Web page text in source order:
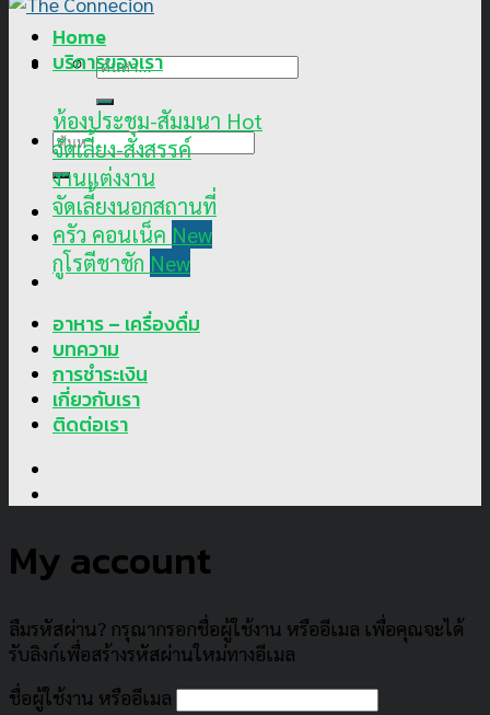
ค้นหา:
ค้นหา:
Home
บริการของเรา
ห้องประชุม-สัมมนา
จัดเลี้ยง-สังสรรค์
งานแต่งงาน
จัดเลี้ยงนอกสถานที่
ครัว คอนเน็ค
กูโรตีชาชัก
อาหาร – เครื่องดื่ม
บทความ
การชำระเงิน
เกี่ยวกับเรา
ติดต่อเรา
My account
ลืมรหัสผ่าน? กรุณากรอกชื่อผู้ใช้งาน หรืออีเมล เพื่อคุณจะได้
รับลิงก์เพื่อสร้างรหัสผ่านใหม่ทางอีเมล
ชื่อผู้ใช้งาน หรืออีเมล